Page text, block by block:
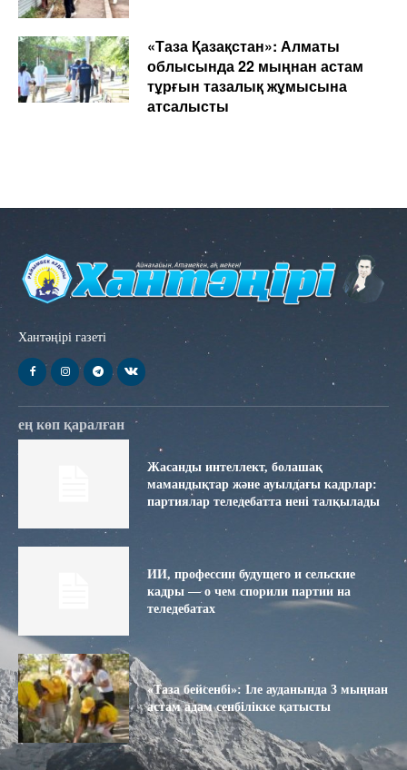
«Таза Қазақстан»: Алматы
облысында 22 мыңнан астам
тұрғын тазалық жұмысына
атсалысты
Хантәңірі газеті
ең көп қаралған
Жасанды интеллект, болашақ
мамандықтар және ауылдағы кадрлар:
партиялар теледебатта нені талқылады
ИИ, профессии будущего и сельские
кадры — о чем спорили партии на
теледебатах
«Таза бейсенбі»: Іле ауданында 3 мыңнан
астам адам сенбілікке қатысты